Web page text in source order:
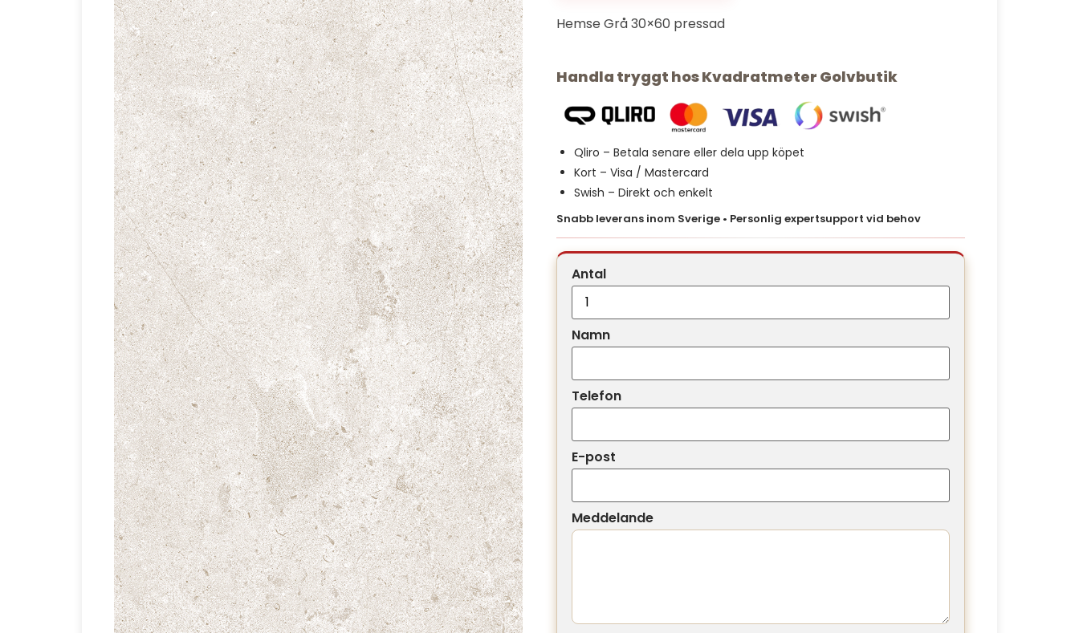
Hemse Grå 30×60 pressad
Handla tryggt hos Kvadratmeter Golvbutik
Qliro – Betala senare eller dela upp köpet
Kort – Visa / Mastercard
Swish – Direkt och enkelt
Snabb leverans inom Sverige • Personlig expertsupport vid behov
Antal
Namn
Telefon
E-post
Meddelande